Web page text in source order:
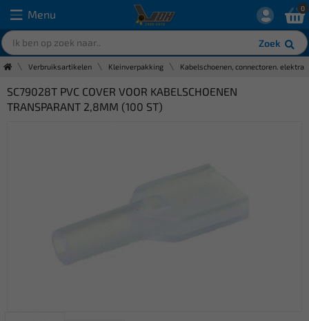
Menu
Zoek
0
Verbruiksartikelen Kleinverpakking Kabelschoenen, connectoren. elektra
SC79028T PVC COVER VOOR KABELSCHOENEN
TRANSPARANT 2,8MM (100 ST)